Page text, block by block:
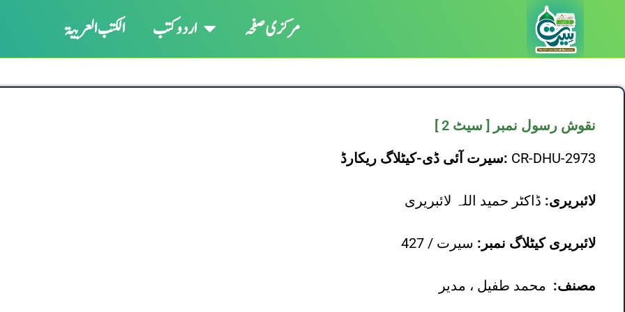
الکتب العربیۃ اردو کتب مرکزی صفحہ
نقوش رسول نمبر [ سیٹ 2 ]
سیرت آئی ڈی-کیٹلاگ ریکارڈ: CR-DHU-2973
لائبریری: ڈاکٹر حمید اللہ لائبریری
لائبریری کیٹلاگ نمبر: سیرت / 427
مصنف: محمد طفیل ، مدیر